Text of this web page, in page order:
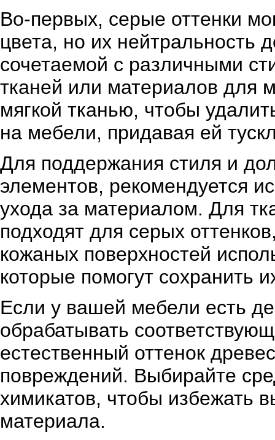
Во-первых, серые оттенки
цвета, но их нейтральность
сочетаемой с различными
тканей или материалов для
мягкой тканью, чтобы
на мебели, придавая ей
Для поддержания стиля и
элементов, рекомендуется
ухода за материалом. Для
подходят для серых
кожаных поверхностей
которые помогут сохранить
Если у вашей мебели есть
обрабатывать
естественный оттенок
повреждений. Выбирайте
химикатов, чтобы избежать
материала.